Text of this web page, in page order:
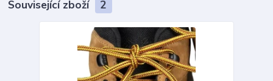
Související zboží 2